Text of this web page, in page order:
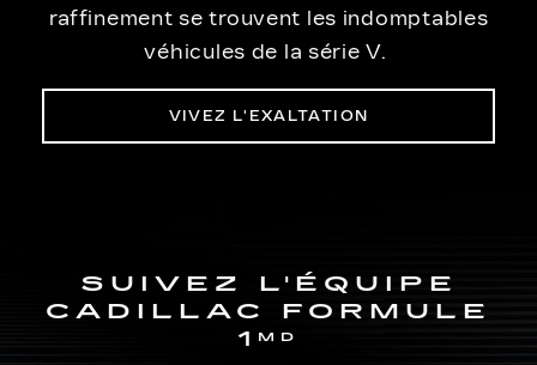
raffinement se trouvent les indomptables
véhicules de la série V.
VIVEZ L'EXALTATION
SUIVEZ L'ÉQUIPE
CADILLAC FORMULE
1
MD